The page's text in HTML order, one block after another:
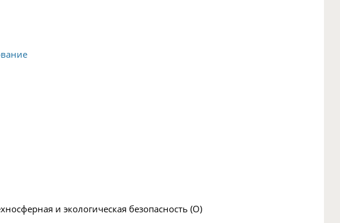
и экологическая безопасность (O)